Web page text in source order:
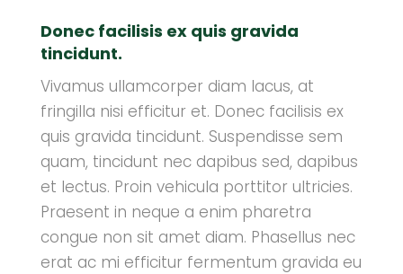
Donec facilisis ex quis gravida
tincidunt.
Vivamus ullamcorper diam lacus, at
fringilla nisi efficitur et. Donec facilisis ex
quis gravida tincidunt. Suspendisse sem
quam, tincidunt nec dapibus sed, dapibus
et lectus. Proin vehicula porttitor ultricies.
Praesent in neque a enim pharetra
congue non sit amet diam. Phasellus nec
erat ac mi efficitur fermentum gravida eu